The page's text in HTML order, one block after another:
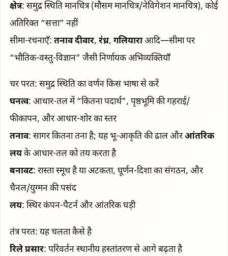
क्षेत्र: समुद्र स्थिति मानचित्र (मौसम मानचित्र/नेविगेशन मानचित्र), कोई
अतिरिक्त “सत्ता” नहीं
सीमा-रचनाएँ: तनाव दीवार, रंध्र, गलियाराआदि—सीमा पर
“भौतिक-वस्तु-विज्ञान” जैसी निर्णायक अभिव्यक्तियाँ
चर परत: समुद्र स्थिति का वर्णन किस भाषा से करें
घनत्व: आधार-तल में “कितना पदार्थ”, पृष्ठभूमि की गहराई/
फीकापन, और आधार-शोर का स्तर
तनाव: सागर कितना तना है; यह भू-आकृति की ढाल औरआंतरिक
लयके आधार-तल को तय करता है
बनावट: रास्ता स्मूथ है या अटकता, घूर्णन-दिशा का संगठन, और
चैनल/युग्मन की पसंद
लय: स्थिर कंपन-पैटर्न और आंतरिक घड़ी
तंत्र परत: यह चलता कैसे है
रिले प्रसार: परिवर्तन स्थानीय हस्तांतरण से आगे बढ़ता है